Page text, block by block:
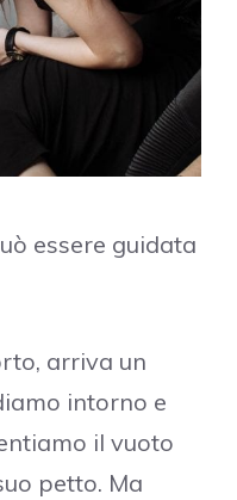
essere guidata
arriva un
intorno e
il vuoto
petto. Ma